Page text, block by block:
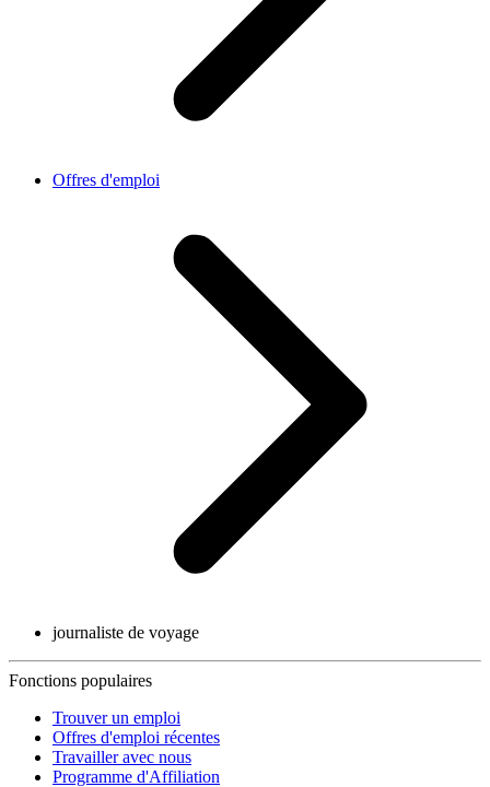
Offres d'emploi
journaliste de voyage
Fonctions populaires
Trouver un emploi
Offres d'emploi récentes
Travailler avec nous
Programme d'Affiliation